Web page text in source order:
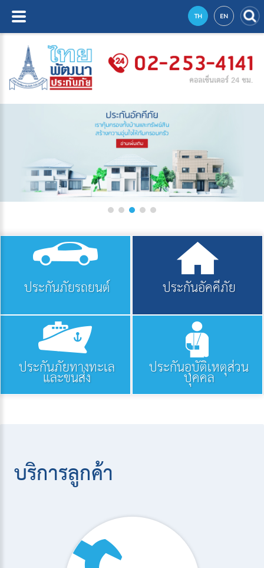
TH EN
ประกันภัยรถยนต์ ประกันอัคคีภัย
ประกันภัยทางทะเล
และขนส่ง ประกันอุบัติเหตุส่วน
บุคคล
บริการลูกค้า